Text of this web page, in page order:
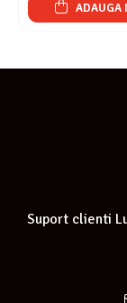
ADAUGA
Suport clienti